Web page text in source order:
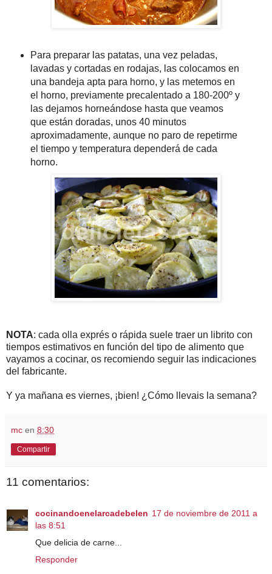
Para preparar las patatas, una vez peladas,
lavadas y cortadas en rodajas, las colocamos en
una bandeja apta para horno, y las metemos en
el horno, previamente precalentado a 180-200º y
las dejamos horneándose hasta que veamos
que están doradas, unos 40 minutos
aproximadamente, aunque no paro de repetirme
el tiempo y temperatura dependerá de cada
horno.
NOTA: cada olla exprés o rápida suele traer un librito con
tiempos estimativos en función del tipo de alimento que
vayamos a cocinar, os recomiendo seguir las indicaciones
del fabricante.
Y ya mañana es viernes, ¡bien! ¿Cómo llevais la semana?
mc en 8:30
Compartir
11 comentarios:
cocinandoenelarcadebelen 17 de noviembre de 2011 a
las 8:51
Que delicia de carne...
Responder